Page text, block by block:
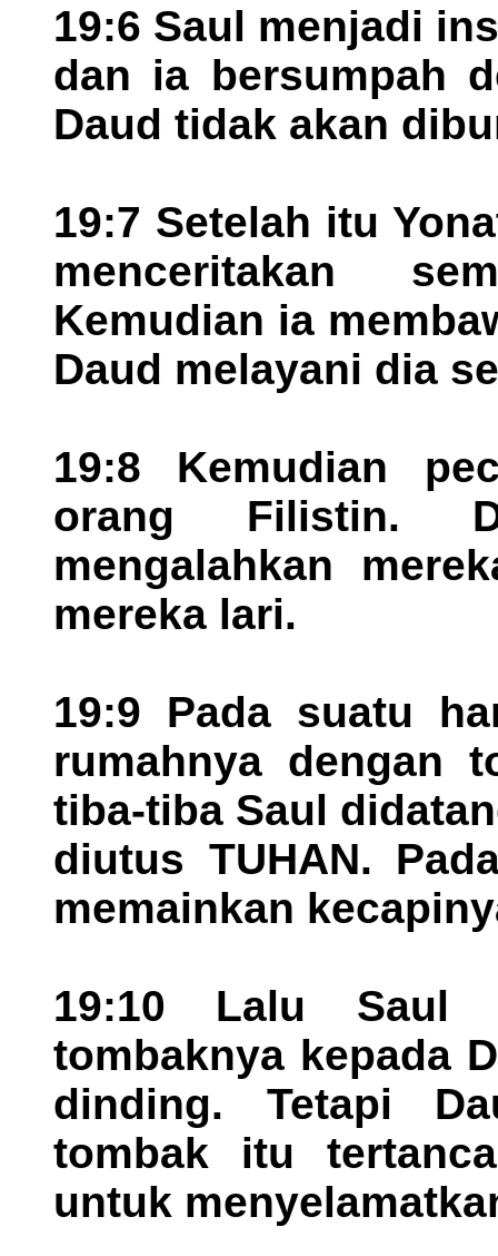
19:6 Saul menjadi
dan ia bersumpah
Daud tidak akan
19:7 Setelah itu
menceritakan
Kemudian ia
Daud melayani dia
19:8 Kemudian
orang Filistin.
mengalahkan
mereka lari.
19:9 Pada suatu
rumahnya dengan
tiba-tiba Saul
diutus TUHAN.
memainkan
19:10 Lalu Saul
tombaknya kepada
dinding. Tetapi
tombak itu
untuk